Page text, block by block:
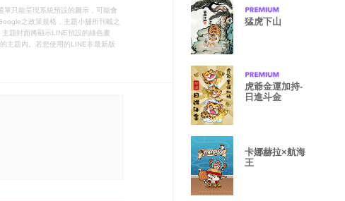
只能呈現系統預設的圖示，可能會
之政策規格，主題小舖所刊載之
題封面將顯示LINE預設的綠色畫
主題內。若您使用的LINE非最新版
猛虎下山
虎爺金運加持-
日進斗金
卡娜赫拉×航海
王